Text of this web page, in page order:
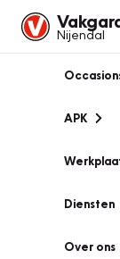
Nijendal
APK
Diensten
Over ons